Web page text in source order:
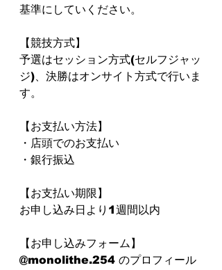
基準にしていください。
【競技方式】
予選はセッション方式(セルフジャッ
ジ)、決勝はオンサイト方式で行いま
す。
【お支払い方法】
・店頭でのお支払い
・銀行振込
【お支払い期限】
お申し込み日より1週間以内
【お申し込みフォーム】
@monolithe.254 のプロフィール